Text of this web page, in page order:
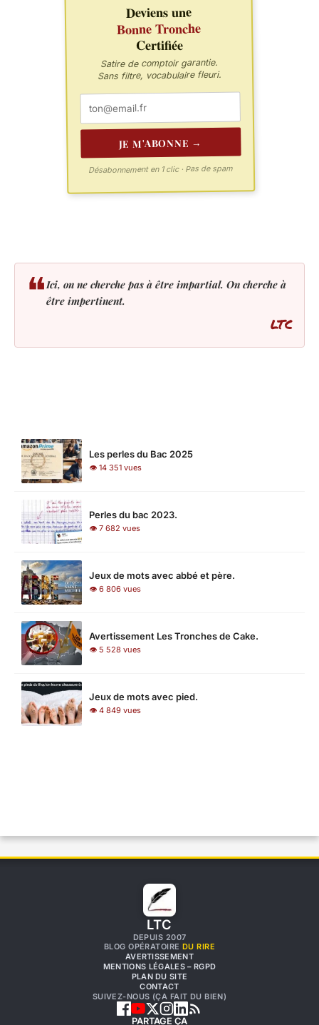
Deviens une
Bonne Tronche
Certifiée
Satire de comptoir garantie.
Sans filtre, vocabulaire fleuri.
JE M'ABONNE →
Désabonnement en 1 clic · Pas de spam
❝Ici, on ne cherche pas à être impartial. On cherche à
être impertinent.
LTC
Les perles du Bac 2025
👁 14 351 vues
Perles du bac 2023.
👁 7 682 vues
Jeux de mots avec abbé et père.
👁 6 806 vues
Avertissement Les Tronches de Cake.
👁 5 528 vues
Jeux de mots avec pied.
👁 4 849 vues
LTC
DEPUIS 2007
BLOG OPÉRATOIRE DU RIRE
AVERTISSEMENT
MENTIONS LÉGALES – RGPD
PLAN DU SITE
CONTACT
SUIVEZ-NOUS (ÇA FAIT DU BIEN)
PARTAGE ÇA